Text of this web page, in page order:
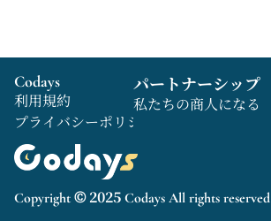
Copyright © 2025 Codays All rights reserved
Codays
利用規約
プライバシーポリシー
パートナーシップ
私たちの商人になる